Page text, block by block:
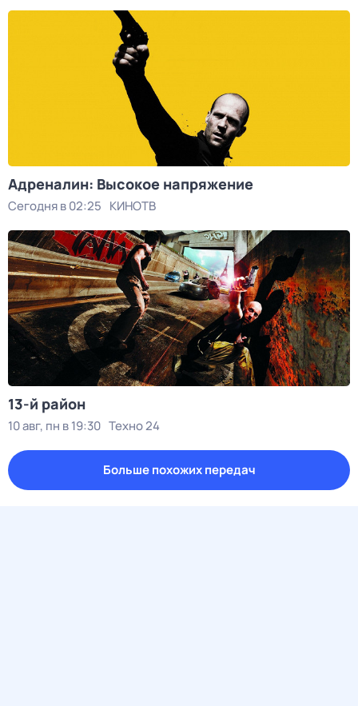
Адреналин: Высокое напряжение
Сегодня в 02:25 КИНОТВ
13-й район
10 авг, пн в 19:30 Техно 24
Больше похожих передач